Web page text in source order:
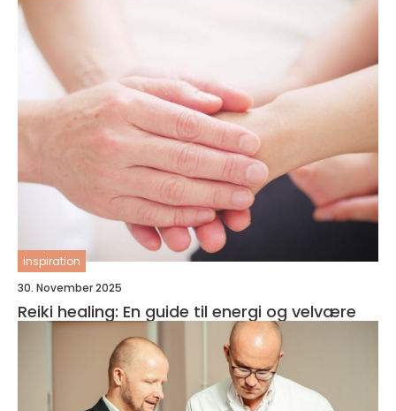
inspiration
30. November 2025
Reiki healing: En guide til energi og velvære